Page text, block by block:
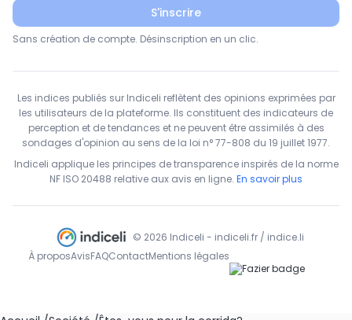
S'inscrire
Sans création de compte. Désinscription en un clic.
Les indices publiés sur Indiceli reflètent des opinions exprimées par
les utilisateurs de la plateforme. Ils constituent des indicateurs de
perception et de tendances et ne peuvent être assimilés à des
sondages d'opinion au sens de la loi n° 77-808 du 19 juillet 1977.
Indiceli applique les principes de transparence inspirés de la norme
NF ISO 20488 relative aux avis en ligne. En savoir plus
© 2026 Indiceli - indiceli.fr / indice.li
À proposAvisFAQContactMentions légales